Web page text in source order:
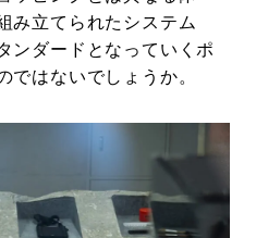
み立てられたシステム
ンダードとなっていくポ
ではないでしょうか。